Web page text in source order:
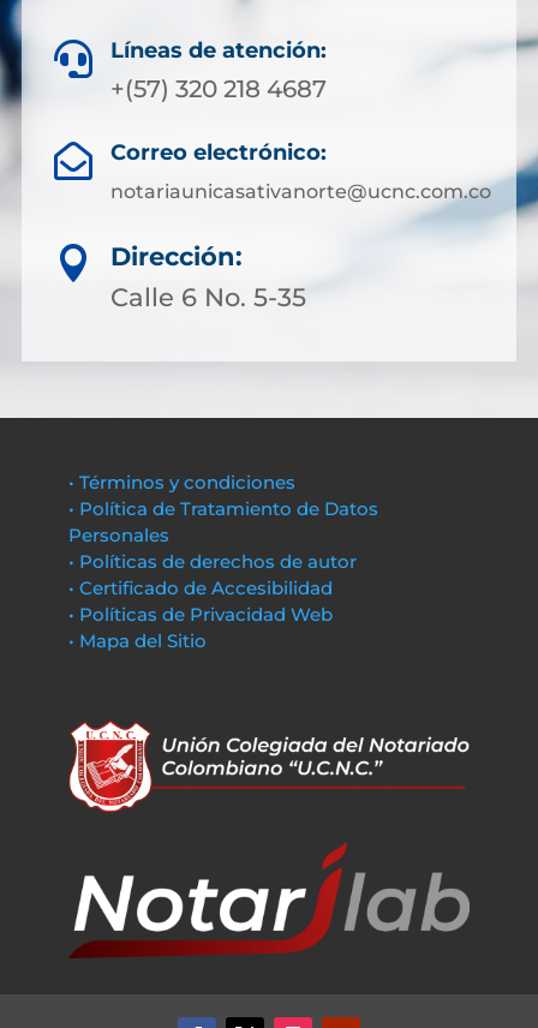
 Líneas de atención:
+(57) 320 218 4687
 Correo electrónico:
notariaunicasativanorte@ucnc.com.co

Dirección:
Calle 6 No. 5-35
• Términos y condiciones
• Política de Tratamiento de Datos
Personales
• Políticas de derechos de autor
• Certificado de Accesibilidad
• Políticas de Privacidad Web
• Mapa del Sitio